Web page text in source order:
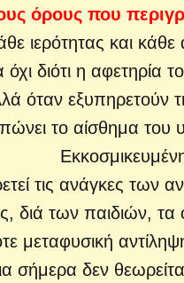
όρους που
ιερότητας και κάθε
διότι η αφετηρία
όταν εξυπηρετούν
το αίσθημα του
τις ανάγκες
διά των παιδιών,
μεταφυσική
σήμερα δεν